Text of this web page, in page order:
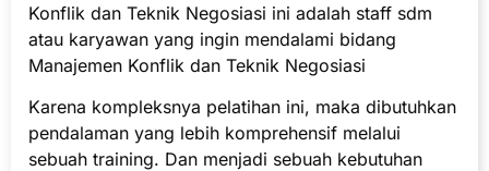
Konflik dan Teknik Negosiasi ini adalah staff sdm
atau karyawan yang ingin mendalami bidang
Manajemen Konflik dan Teknik Negosiasi
Karena kompleksnya pelatihan ini, maka dibutuhkan
pendalaman yang lebih komprehensif melalui
sebuah training. Dan menjadi sebuah kebutuhan